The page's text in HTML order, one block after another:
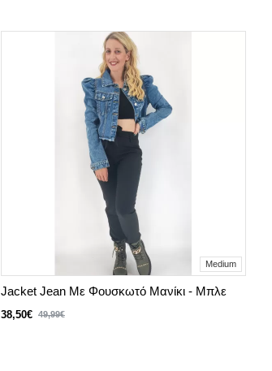
Medium
Jacket Jean Με Φουσκωτό Μανίκι - Μπλε
38,50€ 49,99€